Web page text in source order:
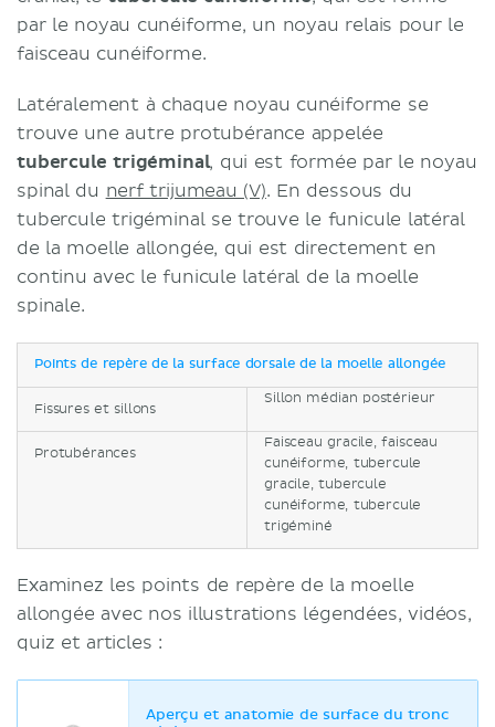
par le noyau cunéiforme, un noyau relais pour le
faisceau cunéiforme.
Latéralement à chaque noyau cunéiforme se
trouve une autre protubérance appelée
tubercule trigéminal, qui est formée par le noyau
spinal du nerf trijumeau (V). En dessous du
tubercule trigéminal se trouve le funicule latéral
de la moelle allongée, qui est directement en
continu avec le funicule latéral de la moelle
spinale.
Points de repère de la surface dorsale de la moelle allongée
Fissures et sillons
Sillon médian postérieur
Protubérances
Faisceau gracile, faisceau
cunéiforme, tubercule
gracile, tubercule
cunéiforme, tubercule
trigéminé
Examinez les points de repère de la moelle
allongée avec nos illustrations légendées, vidéos,
quiz et articles :
Aperçu et anatomie de surface du tronc